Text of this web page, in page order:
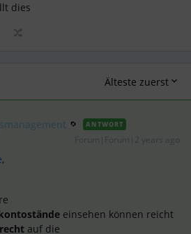
dies
Älteste zuerst
ANTWORT
,
einsehen können reicht
auf die